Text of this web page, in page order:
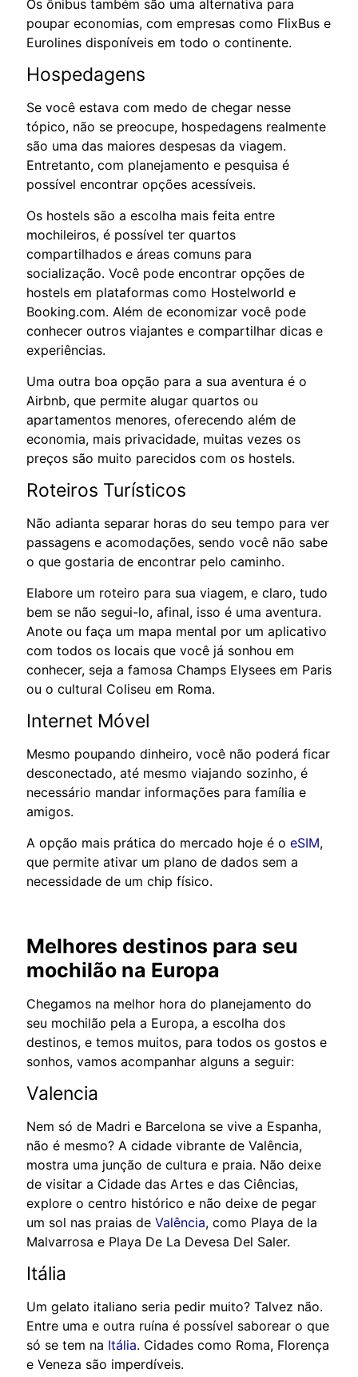
Os ônibus também são uma alternativa para
poupar economias, com empresas como FlixBus e
Eurolines disponíveis em todo o continente.
Hospedagens
Se você estava com medo de chegar nesse
tópico, não se preocupe, hospedagens realmente
são uma das maiores despesas da viagem.
Entretanto, com planejamento e pesquisa é
possível encontrar opções acessíveis.
Os hostels são a escolha mais feita entre
mochileiros, é possível ter quartos
compartilhados e áreas comuns para
socialização. Você pode encontrar opções de
hostels em plataformas como Hostelworld e
Booking.com. Além de economizar você pode
conhecer outros viajantes e compartilhar dicas e
experiências.
Uma outra boa opção para a sua aventura é o
Airbnb, que permite alugar quartos ou
apartamentos menores, oferecendo além de
economia, mais privacidade, muitas vezes os
preços são muito parecidos com os hostels.
Roteiros Turísticos
Não adianta separar horas do seu tempo para ver
passagens e acomodações, sendo você não sabe
o que gostaria de encontrar pelo caminho.
Elabore um roteiro para sua viagem, e claro, tudo
bem se não segui-lo, afinal, isso é uma aventura.
Anote ou faça um mapa mental por um aplicativo
com todos os locais que você já sonhou em
conhecer, seja a famosa Champs Elysees em Paris
ou o cultural Coliseu em Roma.
Internet Móvel
Mesmo poupando dinheiro, você não poderá ficar
desconectado, até mesmo viajando sozinho, é
necessário mandar informações para família e
amigos.
A opção mais prática do mercado hoje é o eSIM,
que permite ativar um plano de dados sem a
necessidade de um chip físico.
Melhores destinos para seu
mochilão na Europa
Chegamos na melhor hora do planejamento do
seu mochilão pela a Europa, a escolha dos
destinos, e temos muitos, para todos os gostos e
sonhos, vamos acompanhar alguns a seguir:
Valencia
Nem só de Madri e Barcelona se vive a Espanha,
não é mesmo? A cidade vibrante de Valência,
mostra uma junção de cultura e praia. Não deixe
de visitar a Cidade das Artes e das Ciências,
explore o centro histórico e não deixe de pegar
um sol nas praias de Valência, como Playa de la
Malvarrosa e Playa De La Devesa Del Saler.
Itália
Um gelato italiano seria pedir muito? Talvez não.
Entre uma e outra ruína é possível saborear o que
só se tem na Itália. Cidades como Roma, Florença
e Veneza são imperdíveis.